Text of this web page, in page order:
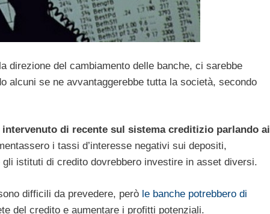
direzione del cambiamento delle banche, ci sarebbe
alcuni se ne avvantaggerebbe tutta la società, secondo
di recente sul sistema creditizio parlando ai
i tassi d’interesse negativi sui depositi,
istituti di credito dovrebbero investire in asset diversi.
difficili da prevedere, però le banche potrebbero di
del credito e aumentare i profitti potenziali.